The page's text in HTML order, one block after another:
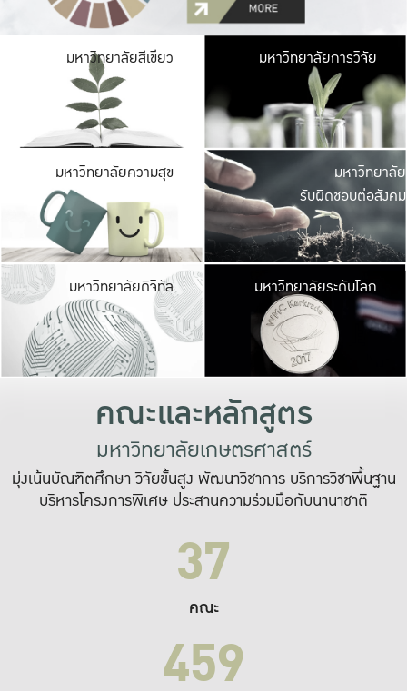
มหาวิทยาลัยสีเขียว มหาวิ
มีพื้นที่เขียวสดใส
เป็นป่าในเมือง เกษต
มหาวิทยาลัยการวิจัย
มหาวิทยาลัยความสุข มหาวิ
ค
เปิดประ
และพบเรื่องราวใ
มหาวิทยาลัย
รับผิดชอบต่อสังคม
มหาวิทยาลัยดิจิทัล มหาวิ
เปลี่ยนแปลง แล
เพื่อทำง
ระบบสารสนเทศ
มหาวิทยาลัยระดับโลก
คณะและหลักสูตร
มหาวิทยาลัยเกษตรศาสตร์
มุ่งเน้นบัณฑิตศึกษา วิจัยขั้นสูง พัฒนาวิชาการ บริการวิชาพื้นฐาน
บริหารโครงการพิเศษ ประสานความร่วมมือกับนานาชาติ
37
คณะ
459